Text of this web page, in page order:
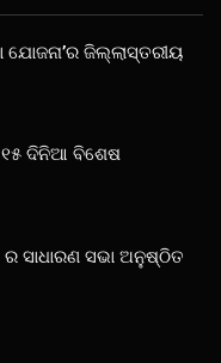
ଯୋଜନା’ର ଜିଲ୍ଲାସ୍ତରୀୟ
ଦିନିଆ ବିଶେଷ
ର ସାଧାରଣ ସଭା ଅନୁଷ୍ଠିତ